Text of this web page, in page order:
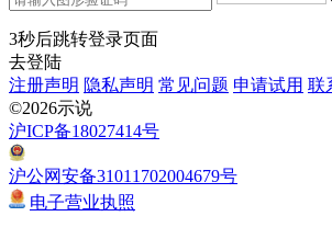
3秒后跳转登录页面
去登陆
注册声明 隐私声明 常见问题 申请试用 联
©2026示说
沪ICP备18027414号
沪公网安备31011702004679号
电子营业执照